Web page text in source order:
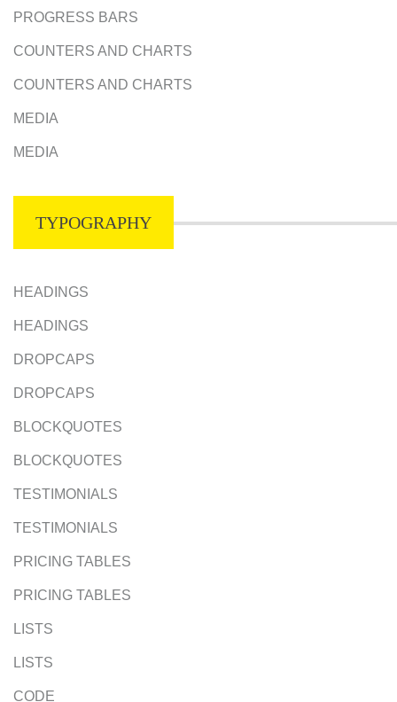
PROGRESS BARS
COUNTERS AND CHARTS
COUNTERS AND CHARTS
MEDIA
MEDIA
TYPOGRAPHY
HEADINGS
HEADINGS
DROPCAPS
DROPCAPS
BLOCKQUOTES
BLOCKQUOTES
TESTIMONIALS
TESTIMONIALS
PRICING TABLES
PRICING TABLES
LISTS
LISTS
CODE